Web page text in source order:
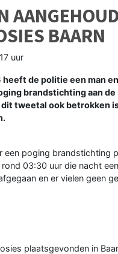
BAARN
uur
heeft de politie een man
brandstichting aan de
tweetal ook betrokken
poging brandstichting
rond 03:30 uur die nacht
en er vielen geen
plaatsgevonden in